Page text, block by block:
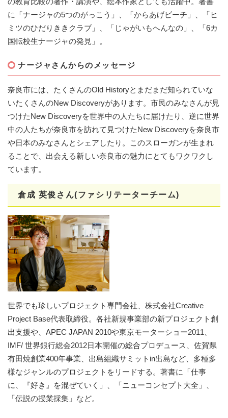
に「ナージャの5つのがっこう」、「からあげビーチ」、「ヒ
ミツのひだりききクラブ」、「じゃがいもへんなの」、「6カ
国転校生ナージャの発見」。
ナージャさんからのメッセージ
奈良市には、たくさんのOld Historyとまだまだ知られていな
いたくさんのNew Discoveryがあります。市民のみなさんが見
つけたNew Discoveryを世界中の人たちに届けたり、逆に世界
中の人たちが奈良市を訪れて見つけたNew Discoveryを奈良市
や日本のみなさんとシェアしたり。このスローガンが生まれ
ることで、出会える新しい奈良市の魅力にとてもワクワクし
ています。
倉成 英俊さん(ファシリテーターチーム)
世界でも珍しいプロジェクト専門会社、株式会社Creative
Project Base代表取締役。各社新規事業部の新プロジェクト創
出支援や、APEC JAPAN 2010や東京モーターショー2011、
IMF/ 世界銀行総会2012日本開催の総合プロデュース、佐賀県
有田焼創業400年事業、出島組織サミットin出島など、多種多
様なジャンルのプロジェクトをリードする。著書に「仕事
に、『好き』を混ぜていく」、「ニューコンセプト大全」、
「伝説の授業採集」など。